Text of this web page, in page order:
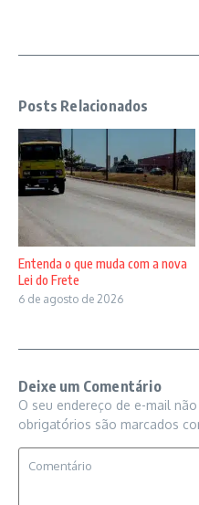
Posts Relacionados
Entenda o que muda com a nova
Lei do Frete
6 de agosto de 2026
Deixe um Comentário
O seu endereço de e-mail
obrigatórios são marcados